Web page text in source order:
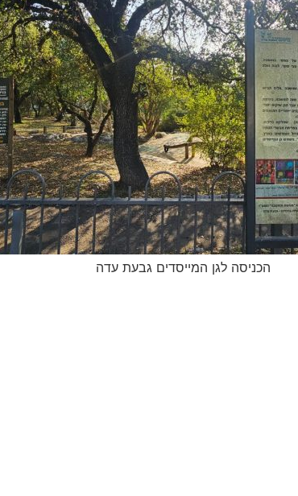
הכניסה לגן המייסדים גבעת עדה